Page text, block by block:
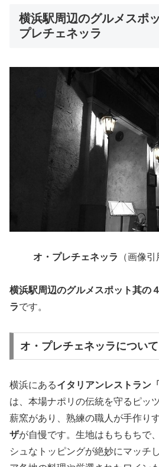
横浜駅周辺のグルメスポ
プレチェネッラ
オ・プレチェネッラ （画像
横浜駅周辺のグルメスポット其の４
ラです。
オ・プレチェネッラについて
横浜にあるイタリアンレストラン
は、本場ナポリの伝統を守るピッ
薪窯があり、熟練の職人が手作り
ザが自慢です。生地はもちもちで
シュなトッピングが絶妙にマッチ